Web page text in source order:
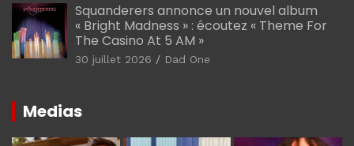
Squanderers annonce un nouvel album
« Bright Madness » : écoutez « Theme For
The Casino At 5 AM »
30 juillet 2026 Dad One
Medias